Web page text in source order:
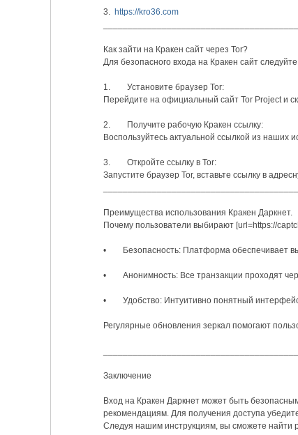
3. https://kro36.com
Как зайти на Кракен сайт через Tor?
Для безопасного входа на Кракен сайт
1. Установите браузер Tor:
Перейдите на официальный сайт Tor Project и
2. Получите рабочую Кракен ссылку:
Воспользуйтесь актуальной ссылкой из наших
3. Откройте ссылку в Tor:
Запустите браузер Tor, вставьте ссылку в
Преимущества использования Кракен Даркнет.
Почему пользователи выбирают [url=https://
• Безопасность: Платформа обеспечивает
• Анонимность: Все транзакции проходят
• Удобство: Интуитивно понятный
Регулярные обновления зеркал помогают
Заключение
Вход на Кракен Даркнет может быть
рекомендациям. Для получения доступа
Следуя нашим инструкциям, вы сможете найти